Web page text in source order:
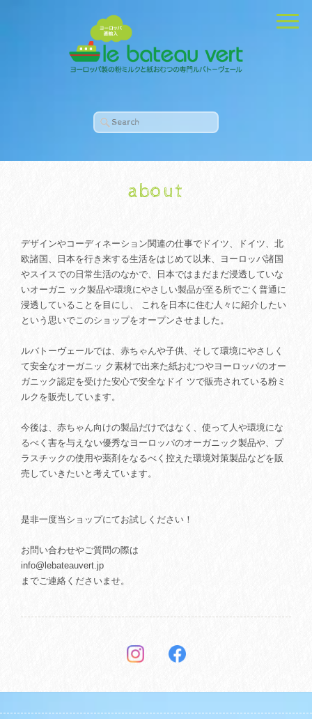
about
デザインやコーディネーション関連の仕事でドイツ、ドイツ、北
欧諸国、日本を行き来する生活をはじめて以来、ヨーロッパ諸国
やスイスでの日常生活のなかで、日本ではまだまだ浸透していな
いオーガニ ック製品や環境にやさしい製品が至る所でごく普通に
浸透していることを目にし、 これを日本に住む人々に紹介したい
という思いでこのショップをオープンさせました。
ルバトーヴェールでは、赤ちゃんや子供、そして環境にやさしく
て安全なオーガニッ ク素材で出来た紙おむつやヨーロッパのオー
ガニック認定を受けた安心で安全なドイ ツで販売されている粉ミ
ルクを販売しています。
今後は、赤ちゃん向けの製品だけではなく、使って人や環境にな
るべく害を与えない優秀なヨーロッパのオーガニック製品や、プ
ラスチックの使用や薬剤をなるべく控えた環境対策製品などを販
売していきたいと考えています。
是非一度当ショップにてお試しください！
お問い合わせやご質問の際は
info@lebateauvert.jp
までご連絡くださいませ。